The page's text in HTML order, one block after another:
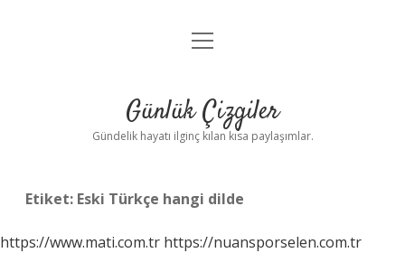
Anasayfa
Yasal Uyarı
menüyü
Günlük Çizgiler
Gündelik hayatı ilginç kılan kısa paylaşımlar.
Etiket: Eski Türkçe hangi dilde
https://www.mati.com.tr https://nuansporselen.com.tr